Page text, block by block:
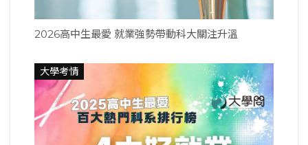
2026高中生最愛 就業強勢帶動科大關注升溫
大學考情